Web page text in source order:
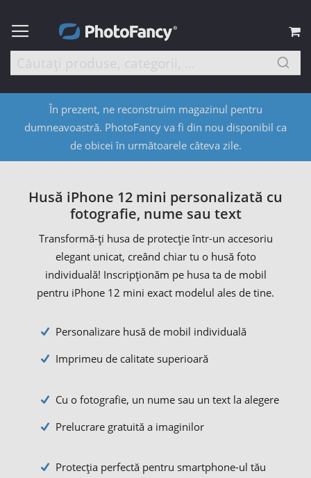
În prezent, ne reconstruim magazinul pentru
dumneavoastră. PhotoFancy va fi din nou disponibil ca
de obicei în următoarele câteva zile.
Husă iPhone 12 mini personalizată cu
fotografie, nume sau text
Transformă-ți husa de protecție într-un accesoriu
elegant unicat, creând chiar tu o husă foto
individuală! Inscripționăm pe husa ta de mobil
pentru iPhone 12 mini exact modelul ales de tine.
Personalizare husă de mobil individuală
Imprimeu de calitate superioară
Cu o fotografie, un nume sau un text la alegere
Prelucrare gratuită a imaginilor
Protecția perfectă pentru smartphone-ul tău